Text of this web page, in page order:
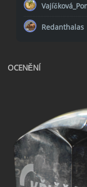
Redanthalas
OCENĚNÍ